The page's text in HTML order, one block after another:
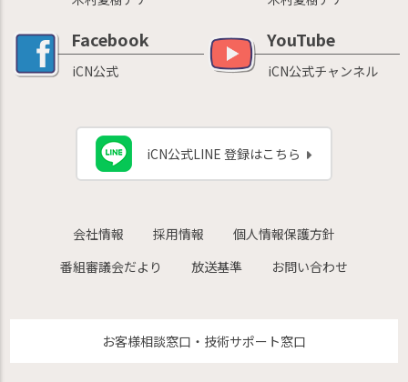
Facebook
iCN公式
YouTube
iCN公式チャンネル
iCN公式LINE 登録はこちら
会社情報 採用情報
個人情報保護方針
番組審議会だより
放送基準 お問い合わせ
お客様相談窓口・技術サポート窓口